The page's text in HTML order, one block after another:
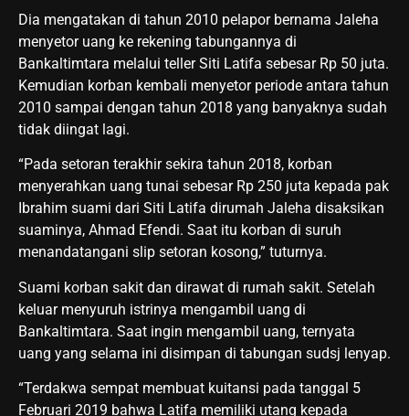
Dia mengatakan di tahun 2010 pelapor bernama Jaleha
menyetor uang ke rekening tabungannya di
Bankaltimtara melalui teller Siti Latifa sebesar Rp 50 juta.
Kemudian korban kembali menyetor periode antara tahun
2010 sampai dengan tahun 2018 yang banyaknya sudah
tidak diingat lagi.
“Pada setoran terakhir sekira tahun 2018, korban
menyerahkan uang tunai sebesar Rp 250 juta kepada pak
Ibrahim suami dari Siti Latifa dirumah Jaleha disaksikan
suaminya, Ahmad Efendi. Saat itu korban di suruh
menandatangani slip setoran kosong,” tuturnya.
Suami korban sakit dan dirawat di rumah sakit. Setelah
keluar menyuruh istrinya mengambil uang di
Bankaltimtara. Saat ingin mengambil uang, ternyata
uang yang selama ini disimpan di tabungan sudsj lenyap.
“Terdakwa sempat membuat kuitansi pada tanggal 5
Februari 2019 bahwa Latifa memiliki utang kepada